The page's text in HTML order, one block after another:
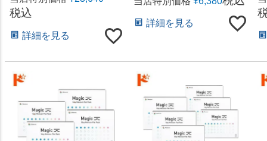
税込
詳細を見る
詳細を見る